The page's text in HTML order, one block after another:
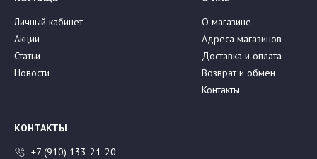
Личный кабинет
Акции
Статьи
Новости
О магазине
Адреса магазинов
Доставка и оплата
Возврат и обмен
Контакты
КОНТАКТЫ
+7 (910) 133-21-20